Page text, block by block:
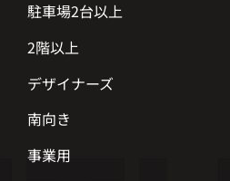
駐車場2台以上
2階以上
デザイナーズ
南向き
事業用